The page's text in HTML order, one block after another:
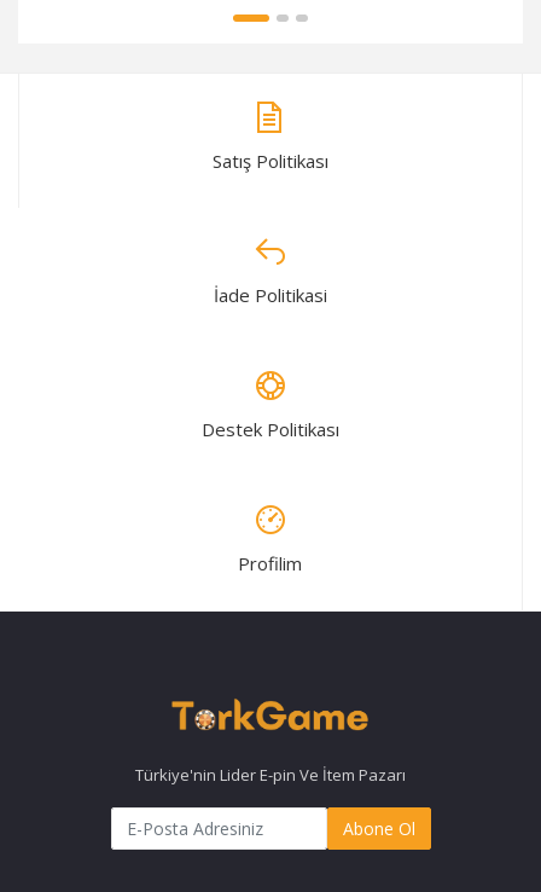
Satış Politikası
İade Politikasi
Destek Politikası
Profilim
Türkiye'nin Lider E-pin Ve İtem Pazarı
Abone Ol